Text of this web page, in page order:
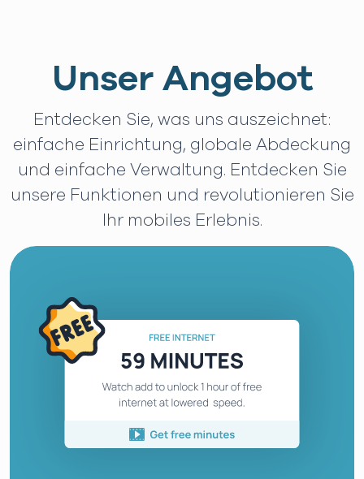
Unser Angebot
Entdecken Sie, was uns auszeichnet:
einfache Einrichtung, globale Abdeckung
und einfache Verwaltung. Entdecken Sie
unsere Funktionen und revolutionieren Sie
Ihr mobiles Erlebnis.